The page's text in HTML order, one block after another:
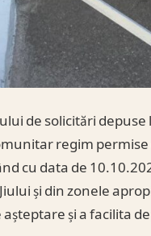
de solicitări
regim
cu data de
și din zonele
și a facilita